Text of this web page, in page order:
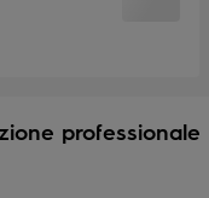
professionale